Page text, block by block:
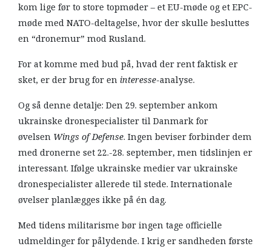
kom lige før to store topmøder – et EU-møde og et EPC-
møde med NATO-deltagelse, hvor der skulle besluttes
en “dronemur” mod Rusland.
For at komme med bud på, hvad der rent faktisk er
sket, er der brug for en interesse-analyse.
Og så denne detalje: Den 29. september ankom
ukrainske dronespecialister til Danmark for
øvelsen Wings of Defense. Ingen beviser forbinder dem
med dronerne set 22.-28. september, men tidslinjen er
interessant. Ifølge ukrainske medier var ukrainske
dronespecialister allerede til stede. Internationale
øvelser planlægges ikke på én dag.
Med tidens militarisme bør ingen tage officielle
udmeldinger for pålydende. I krig er sandheden første